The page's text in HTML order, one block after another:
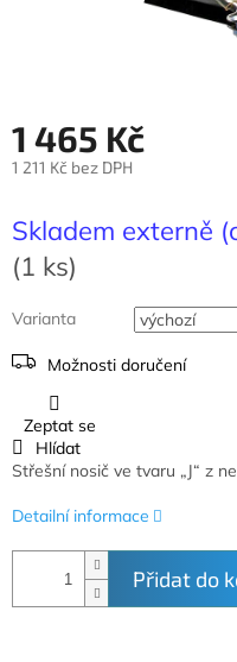
1 465 Kč
1 211 Kč bez DPH
cena:
Skladem externě
(1 ks)
Varianta
Možnosti doručení
Přidat do
Střešní nosič ve tvaru „J“ z
Detailní informace
Zeptat se
Hlídat